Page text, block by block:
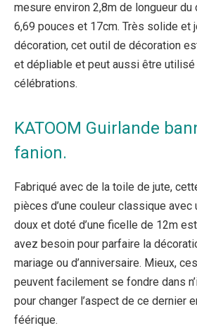
mesure environ 2,8m de longueur du
6,69 pouces et 17cm. Très solide et
décoration, cet outil de décoration
et dépliable et peut aussi être
célébrations.
KATOOM Guirlande
fanion.
Fabriqué avec de la toile de jute,
pièces d’une couleur classique avec
doux et doté d’une ficelle de 12m
avez besoin pour parfaire la
mariage ou d’anniversaire. Mieux,
peuvent facilement se fondre dans
pour changer l’aspect de ce dernier
féérique.